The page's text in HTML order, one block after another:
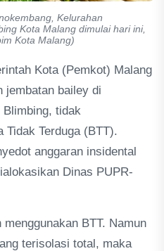
Kelurahan
Kota Malang dimulai hari ini,
Kota Malang)
Kota (Pemkot) Malang
jembatan bailey di
Blimbing, tidak
Tidak Terduga (BTT).
anggaran insidental
Dinas PUPR-
BTT. Namun
terisolasi total, maka